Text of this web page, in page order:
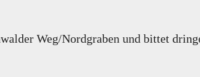
Weg/Nordgraben und bittet